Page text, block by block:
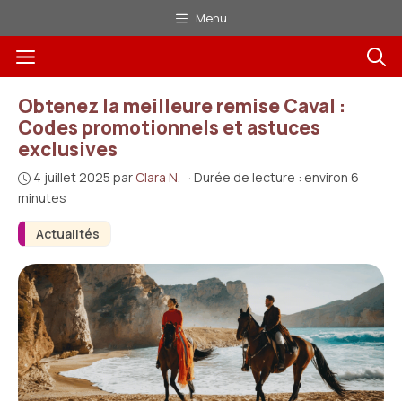
au
contenu
Menu
Menu
Actualités
Obtenez la meilleure remise Caval :
Codes promotionnels et astuces
exclusives
4 juillet 2025 par Clara N. · Durée de lecture : environ 6
minutes